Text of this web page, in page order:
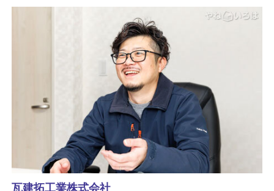
瓦建拓工業株式会社